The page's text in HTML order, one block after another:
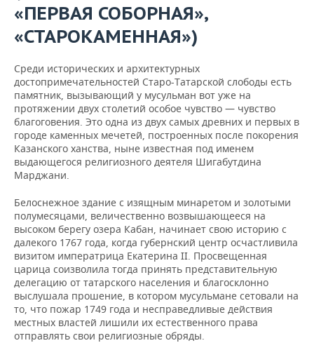
ФИГУРНОЕ КАТАНИЕ
ВОДНЫЕ ВИДЫ СПОРТА
ХОККЕЙ С МЯЧОМ
МЕДИЦИНА
ОБРАЗОВАНИЕ
ПРОИСШЕСТВИЯ
«ПЕРВАЯ СОБОРНАЯ»,
«СТАРОКАМЕННАЯ»)
Среди исторических и архитектурных
достопримечательностей Старо-Татарской слободы есть
памятник, вызывающий у мусульман вот уже на
протяжении двух столетий особое чувство — чувство
благоговения. Это одна из двух самых древних и первых в
городе каменных мечетей, построенных после покорения
Казанского ханства, ныне известная под именем
выдающегося религиозного деятеля Шигабутдина
Марджани.
Белоснежное здание с изящным минаретом и золотыми
полумесяцами, величественно возвышающееся на
высоком берегу озера Кабан, начинает свою историю с
далекого 1767 года, когда губернский центр осчастливила
визитом императрица Екатерина II. Просвещенная
царица соизволила тогда принять представительную
делегацию от татарского населения и благосклонно
выслушала прошение, в котором мусульмане сетовали на
то, что пожар 1749 года и несправедливые действия
местных властей лишили их естественного права
отправлять свои религиозные обряды.